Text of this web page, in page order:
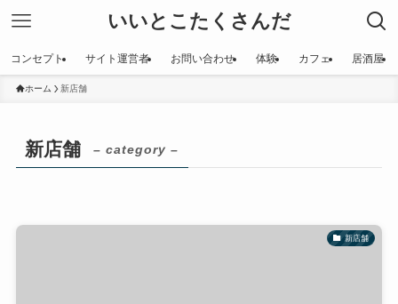
いいとこたくさんだ
コンセプト サイト運営者 お問い合わせ 体験 カフェ 居酒屋
ホーム 新店舗
新店舗 – category –
新店舗